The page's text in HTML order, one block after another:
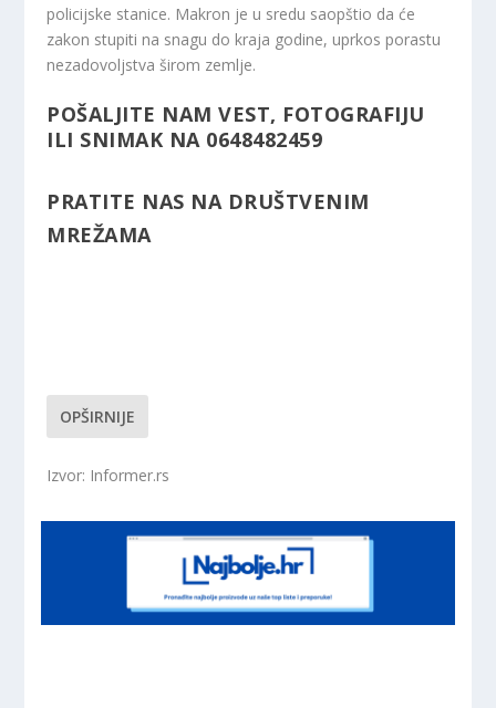
policijske stanice. Makron je u sredu saopštio da će
zakon stupiti na snagu do kraja godine, uprkos porastu
nezadovoljstva širom zemlje.
POŠALJITE NAM VEST, FOTOGRAFIJU
ILI SNIMAK NA 0648482459
PRATITE NAS NA DRUŠTVENIM
MREŽAMA
OPŠIRNIJE
Izvor: Informer.rs